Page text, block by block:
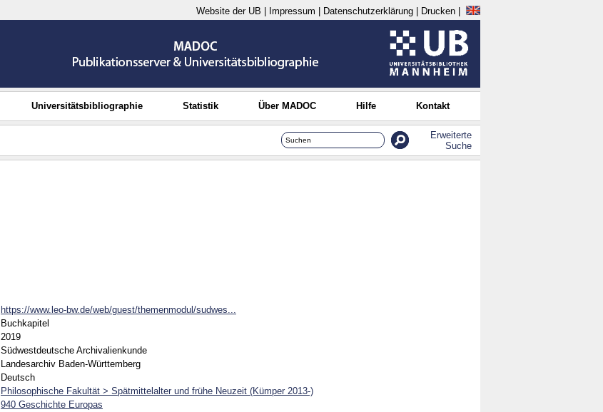
Website der UB Impressum Datenschutzerklärung Drucken
Universitätsbibliographie Statistik Über MADOC Hilfe Kontakt
Erweiterte
Suche
https://www.leo-bw.de/web/guest/themenmodul/sudwes...
Buchkapitel
2019
Südwestdeutsche Archivalienkunde
Landesarchiv Baden-Württemberg
Deutsch
Philosophische Fakultät > Spätmittelalter und frühe Neuzeit (Kümper 2013-)
940 Geschichte Europas